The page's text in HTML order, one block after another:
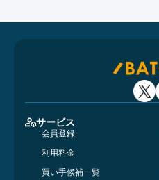
サービス
会員登録
利用料金
買い手候補一覧